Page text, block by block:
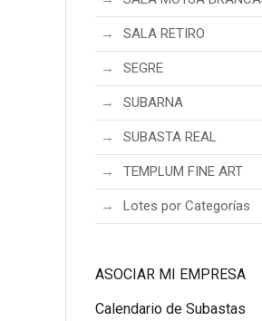
SALA RETIRO
SEGRE
SUBARNA
SUBASTA REAL
TEMPLUM FINE ART
Lotes por Categorías
ASOCIAR MI EMPRESA
Calendario de Subastas